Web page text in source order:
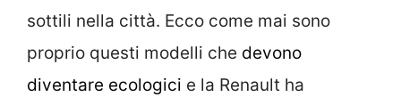
sottili nella città. Ecco come mai sono
proprio questi modelli che devono
diventare ecologici e la Renault ha